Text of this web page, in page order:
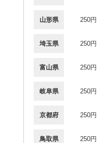
山形県 250円
埼玉県 250円
富山県 250円
岐阜県 250円
京都府 250円
鳥取県 250円